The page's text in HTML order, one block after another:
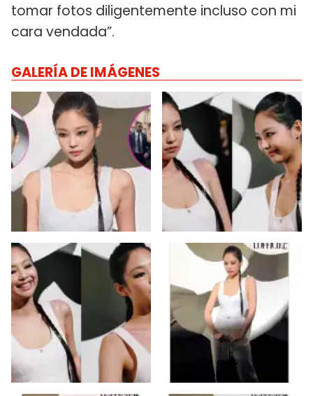
tomar fotos diligentemente incluso con mi
cara vendada”.
GALERÍA DE IMÁGENES